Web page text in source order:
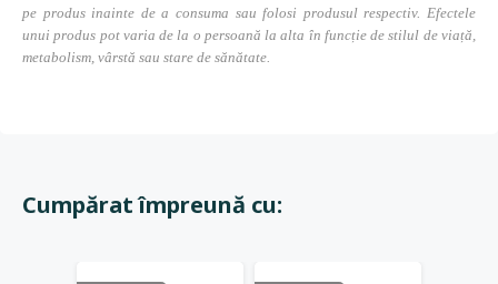
pe produs inainte de a consuma sau folosi produsul respectiv. Efectele
unui produs pot varia de la o persoană la alta în funcție de stilul de viață,
metabolism, vârstă sau stare de sănătate.
Cumpărat împreună cu: